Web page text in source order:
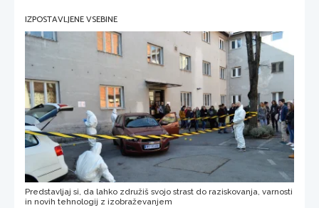
IZPOSTAVLJENE VSEBINE
Predstavljaj si, da lahko združiš svojo strast do raziskovanja, varnosti
in novih tehnologij z izobraževanjem